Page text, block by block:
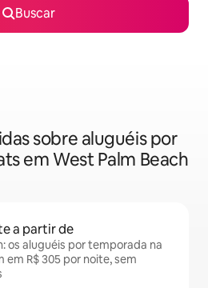
Buscar
sobre aluguéis por
em West Palm Beach
a partir de
os aluguéis por temporada na
R$ 305 por noite, sem